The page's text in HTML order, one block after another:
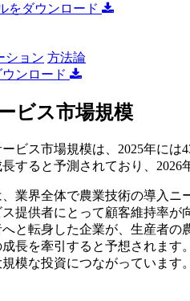
をダウンロード
ション 方法論
ンロード
ビス市場規模
ビス市場規模は、2025年には
すると予測されており、2026
業界全体で農業技術の導入ニ
提供者にとって顧客維持率
と転身した企業が、生産者
長を牽引すると予想されま
模な投資につながっています。